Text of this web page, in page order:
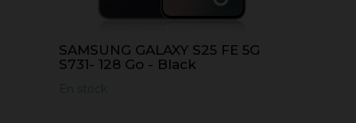
SAMSUNG GALAXY S25 FE 5G
S731- 128 Go - Black
En stock